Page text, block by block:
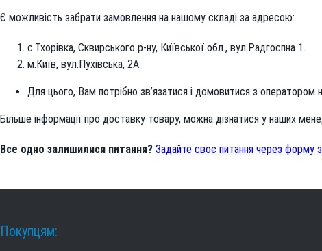
Є можливість забрати замовлення на нашому складі за адресою:
с.Тхорівка, Сквирського р-ну, Київської обл., вул.Радгоспна 1.
м.Київ, вул.Пухівська, 2А.
Для цього, Вам потрібно зв’язатися і домовитися з оператором
Більше інформації про доставку товару, можна дізнатися у наших
Все одно залишилися питання? Задайте своє питання через форму
Покупцям: